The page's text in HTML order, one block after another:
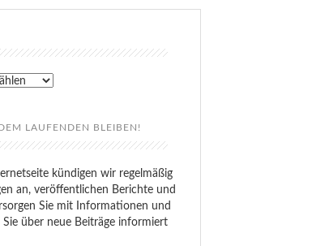
LAUFENDEN BLEIBEN!
kündigen wir regelmäßig
an, veröffentlichen Berichte und
Sie mit Informationen und
Sie über neue Beiträge informiert